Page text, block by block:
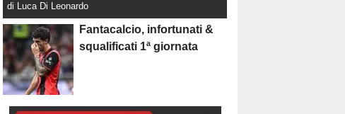
di Luca Di Leonardo
Fantacalcio, infortunati &
squalificati 1ª giornata